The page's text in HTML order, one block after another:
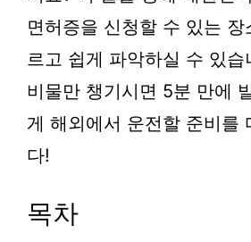
면허증을 신청할 수 있는
르고 쉽게 파악하실 수 있
비물만 챙기시면 5분 만에
게 해외에서 운전할 준비를
다!
목차